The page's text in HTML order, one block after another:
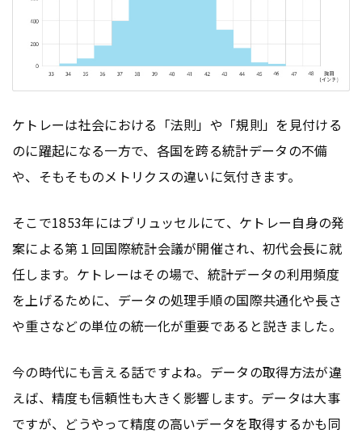
ケトレーは社会における「法則」や「規則」を見付ける
のに躍起になる一方で、各国を跨る統計データの不備
や、そもそものメトリクスの違いに気付きます。
そこで1853年にはブリュッセルにて、ケトレー自身の発
案による第１回国際統計会議が開催され、初代会長に就
任します。ケトレーはその場で、統計データの利用頻度
を上げるために、データの処理手順の国際共通化や長さ
や重さなどの単位の統一化が重要であると説きました。
今の時代にも言える話ですよね。データの取得方法が違
えば、精度も信頼性も大きく影響します。データは大事
ですが、どうやって精度の高いデータを取得するかも同